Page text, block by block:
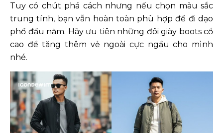
Tuy có chút phá cách nhưng nếu chọn màu sắc
trung tính, bạn vẫn hoàn toàn phù hợp để đi dạo
phố đầu năm. Hãy ưu tiên những đôi giày boots cổ
cao để tăng thêm vẻ ngoài cực ngầu cho mình
nhé.